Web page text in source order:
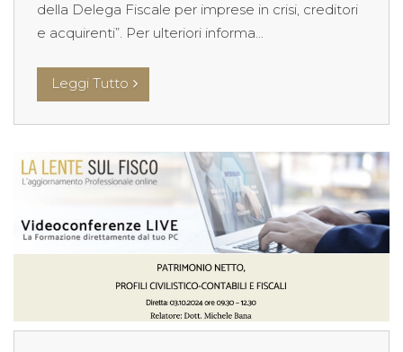
della Delega Fiscale per imprese in crisi, creditori
e acquirenti”. Per ulteriori informa...
Leggi Tutto